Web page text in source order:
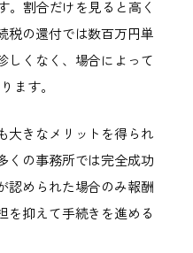
。割合だけを見ると高く
税の還付では数百万円単
しくなく、場合によって
ます。
大きなメリットを得られ
くの事務所では完全成功
認められた場合のみ報酬
を抑えて手続きを進める